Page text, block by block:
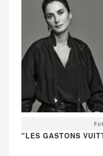
"LES GASTONS